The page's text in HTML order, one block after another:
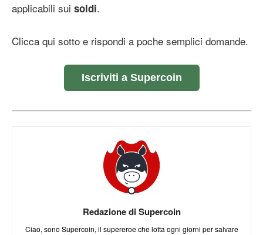
applicabili sui soldi.
Clicca qui sotto e rispondi a poche semplici domande.
Iscriviti a Supercoin
Redazione di Supercoin
Ciao, sono Supercoin, il supereroe che lotta ogni giorni per salvare